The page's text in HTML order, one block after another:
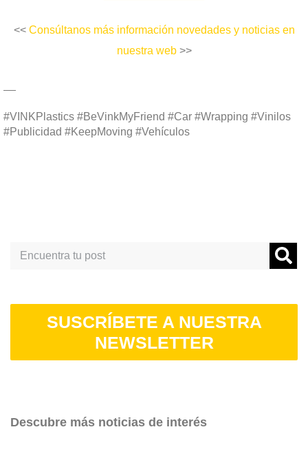
<< Consúltanos más información novedades y noticias en
nuestra web>>
#VINKPlastics #BeVinkMyFriend #Car #Wrapping #Vinilos
#Publicidad #KeepMoving #Vehículos
Search
SUSCRÍBETE A NUESTRA
NEWSLETTER
Descubre más noticias de interés